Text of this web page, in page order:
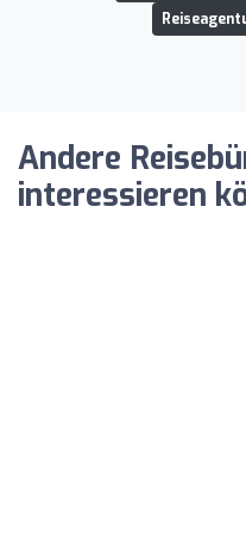
Andere
interessieren